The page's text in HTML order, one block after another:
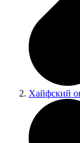
Хайфский